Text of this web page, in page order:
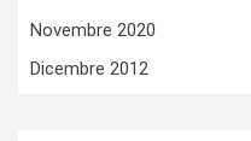
Novembre 2020
Dicembre 2012